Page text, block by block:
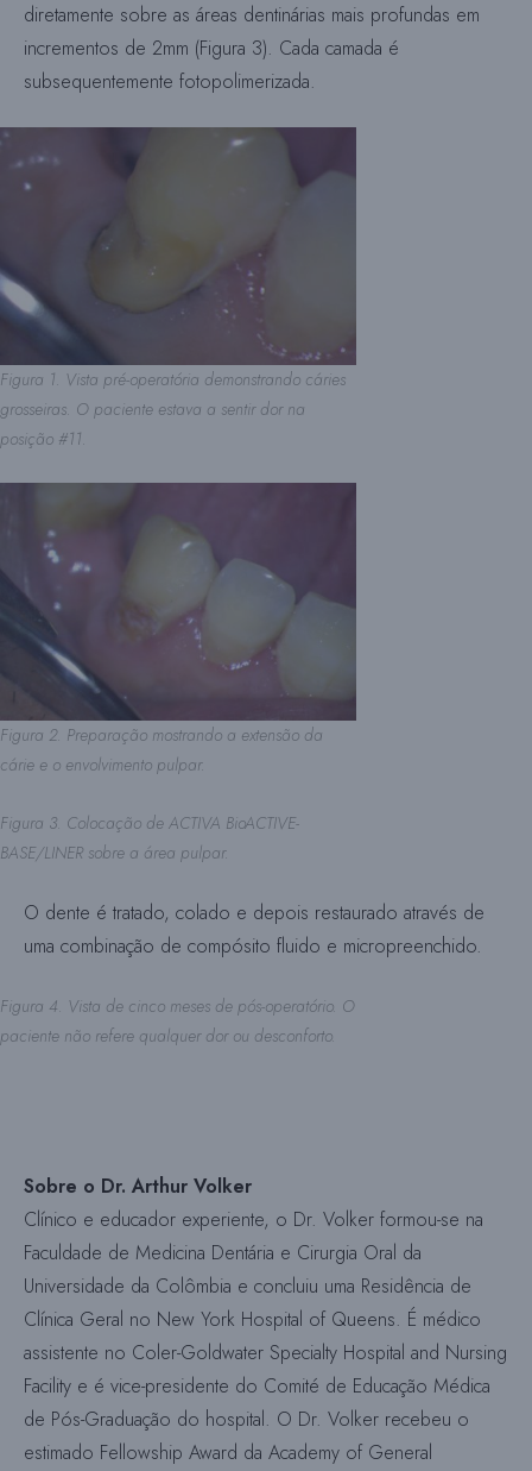
diretamente sobre as áreas dentinárias mais profundas em
incrementos de 2mm (Figura 3). Cada camada é
subsequentemente fotopolimerizada.
Figura 1. Vista pré-operatória demonstrando cáries
grosseiras. O paciente estava a sentir dor na
posição #11.
Figura 2. Preparação mostrando a extensão da
cárie e o envolvimento pulpar.
Figura 3. Colocação de ACTIVA BioACTIVE-
BASE/LINER sobre a área pulpar.
O dente é tratado, colado e depois restaurado através de
uma combinação de compósito fluido e micropreenchido.
Figura 4. Vista de cinco meses de pós-operatório. O
paciente não refere qualquer dor ou desconforto.
Sobre o Dr. Arthur Volker
Clínico e educador experiente, o Dr. Volker formou-se na
Faculdade de Medicina Dentária e Cirurgia Oral da
Universidade da Colômbia e concluiu uma Residência de
Clínica Geral no New York Hospital of Queens. É médico
assistente no Coler-Goldwater Specialty Hospital and Nursing
Facility e é vice-presidente do Comité de Educação Médica
de Pós-Graduação do hospital. O Dr. Volker recebeu o
estimado Fellowship Award da Academy of General